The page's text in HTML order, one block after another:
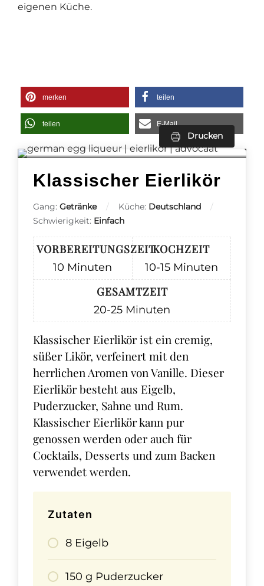
eigenen Küche.
merken teilen
teilen E-Mail
Drucken
Klassischer Eierlikör
Gang: Getränke Küche: Deutschland
Schwierigkeit: Einfach
VORBEREITUNGSZEIT
10 Minuten
KOCHZEIT
10-15 Minuten
GESAMTZEIT
20-25 Minuten
Klassischer Eierlikör ist ein cremig,
süßer Likör, verfeinert mit den
herrlichen Aromen von Vanille. Dieser
Eierlikör besteht aus Eigelb,
Puderzucker, Sahne und Rum.
Klassischer Eierlikör kann pur
genossen werden oder auch für
Cocktails, Desserts und zum Backen
verwendet werden.
Zutaten
8 Eigelb
150 g Puderzucker